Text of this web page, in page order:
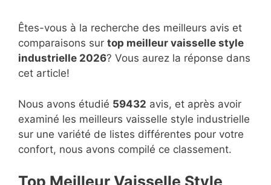
Êtes-vous à la recherche des meilleurs avis et
comparaisons sur top meilleur vaisselle style
industrielle 2026? Vous aurez la réponse dans
cet article!
Nous avons étudié 59432 avis, et après avoir
examiné les meilleurs vaisselle style industrielle
sur une variété de listes différentes pour votre
confort, nous avons compilé ce classement.